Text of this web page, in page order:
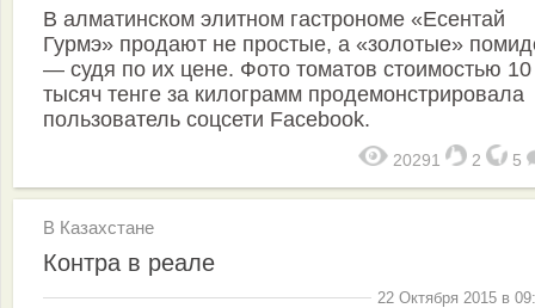
В алматинском элитном гастрономе «Есентай
Гурмэ» продают не простые, а «золотые»
— судя по их цене. Фото томатов стоимостью 10
тысяч тенге за килограмм продемонстрировала
пользователь соцсети Facebook.
20291 2 5
В Казахстане
Контра в реале
22 Октября 2015 в